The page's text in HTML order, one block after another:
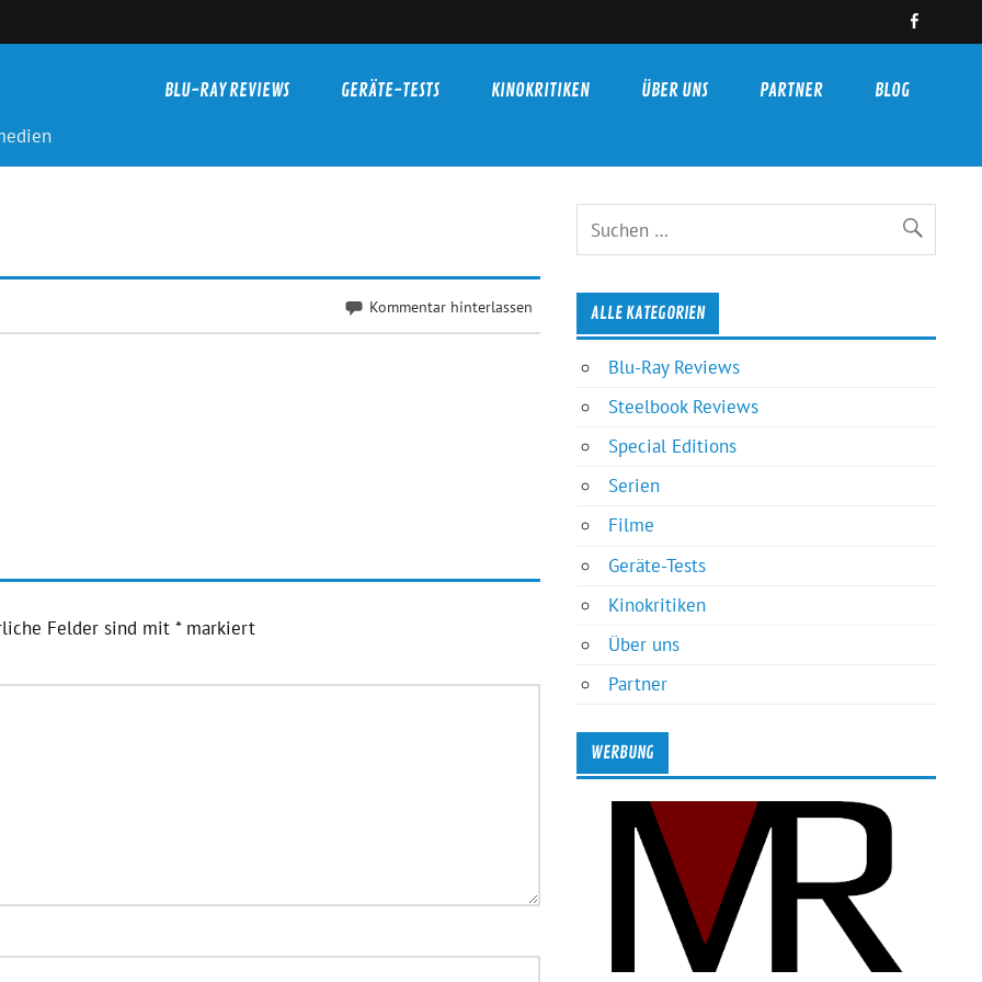
BLU-RAY REVIEWS GERÄTE-TESTS KINOKRITIKEN ÜBER UNS PARTNER BLOG
Kommentar hinterlassen
Felder sind mit *markiert
ALLE KATEGORIEN
Blu-Ray Reviews
Steelbook Reviews
Special Editions
Serien
Filme
Geräte-Tests
Kinokritiken
Über uns
Partner
WERBUNG